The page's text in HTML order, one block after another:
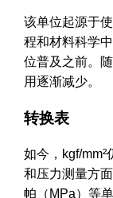
该单位起源于
程和材料科学
位普及之前。
用逐渐减少。
转换表
如今，kgf/
和压力测量方
帕（MPa）等